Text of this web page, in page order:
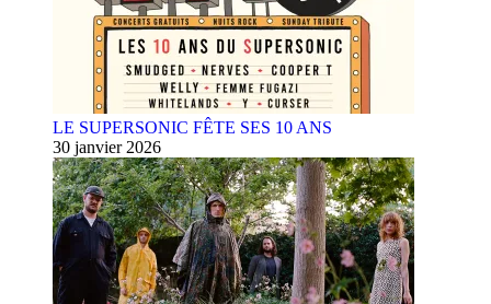
LE SUPERSONIC FÊTE SES 10 ANS
30 janvier 2026